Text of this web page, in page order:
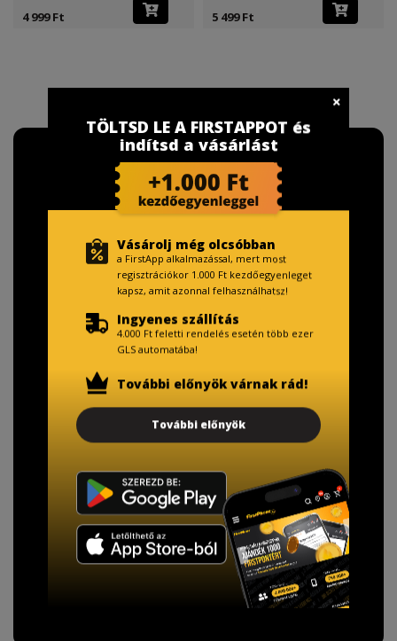
4 999 Ft 5 499 Ft
TISZTELT VÁSÁRLÓNK!
Fizetésnél kérje az ingyenes adattörlő kódot
A Kormány döntése alapján a kereskedő minden tartós
adathordozó termék vásárlásakor köteles ingyenes
adattörlő kódot biztosítani.
TÖLTSD LE A FIRSTAPPOT és
indítsd a vásárlást
Vásárolj még olcsóbban
a FirstApp alkalmazással, mert most
regisztrációkor 1.000 Ft kezdőegyenleget
kapsz, amit azonnal felhasználhatsz!
Ingyenes szállítás
4.000 Ft feletti rendelés esetén több ezer
GLS automatába!
További előnyök várnak rád!
További előnyök